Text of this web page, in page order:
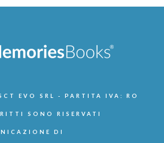
EVO SRL - PARTITA IVA: RO
SONO RISERVATI
DI